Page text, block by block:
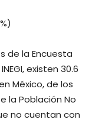
de la Encuesta
existen 30.6
México, de los
la Población No
no cuentan con